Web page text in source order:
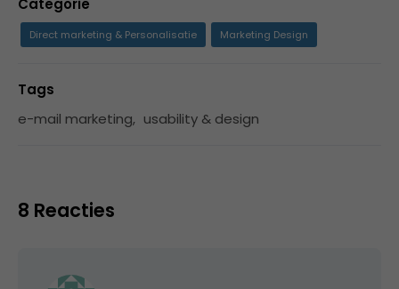
Direct marketing & Personalisatie Marketing Design
Tags
e-mail marketing, usability & design
8 Reacties